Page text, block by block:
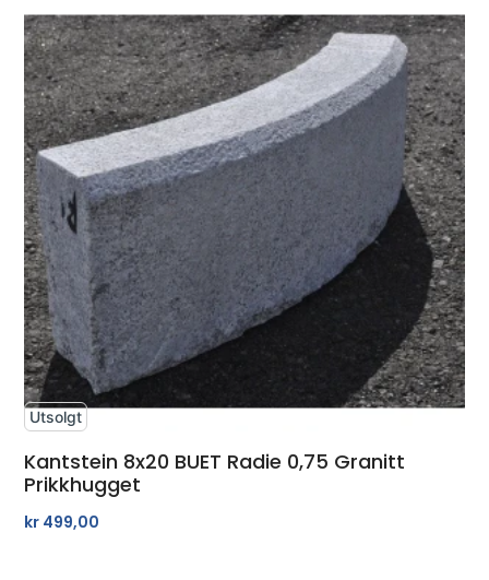
Kantstein 8x20 BUET Radie 0,75 Granitt
Prikkhugget
kr 499,00
Utsolgt